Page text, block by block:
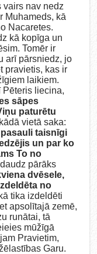
vairs nav nedz
Muhameds, kā
Nacaretes.
kā kopīga un
Tomēr ir
arī pārsniedz, jo
pravietis, kas ir
laikiem.
Pēteris liecina,
sāpes
paturētu
vietā saka:
taisnīgi
un par ko
To no
pārāks
dvēsele,
no
tika izdeldēti
apsolītajā zemē,
runātai, tā
mūžīgā
Pravietim,
Garu.